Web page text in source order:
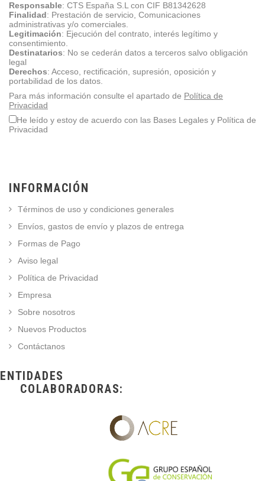
Responsable: CTS España S.L con CIF B81342628
Finalidad: Prestación de servicio, Comunicaciones
administrativas y/o comerciales.
Legitimación: Ejecución del contrato, interés legítimo y
consentimiento.
Destinatarios: No se cederán datos a terceros salvo obligación
legal
Derechos: Acceso, rectificación, supresión, oposición y
portabilidad de los datos.
Para más información consulte el apartado de Política de
Privacidad
He leído y estoy de acuerdo con las Bases Legales y Política de
Privacidad
INFORMACIÓN
Términos de uso y condiciones generales
Envíos, gastos de envío y plazos de entrega
Formas de Pago
Aviso legal
Política de Privacidad
Empresa
Sobre nosotros
Nuevos Productos
Contáctanos
ENTIDADES
COLABORADORAS: